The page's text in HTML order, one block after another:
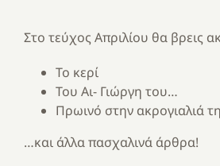
Στο τεύχος Απριλίου θα βρεις
Το κερί
Του Αι- Γιώργη του…
Πρωινό στην ακρογιαλιά
…και άλλα πασχαλινά άρθρα!